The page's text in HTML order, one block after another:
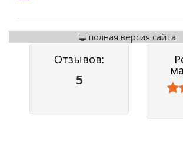
полная версия сайта
Отзывов:
5